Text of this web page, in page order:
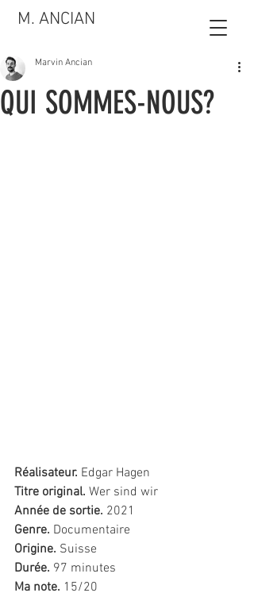
M. ANCIAN
QUI SOMMES-NOUS?
Marvin Ancian
Réalisateur. Edgar Hagen
Titre original. Wer sind wir
Année de sortie. 2021
Genre. Documentaire
Origine. Suisse
Durée. 97 minutes
Ma note. 15/20